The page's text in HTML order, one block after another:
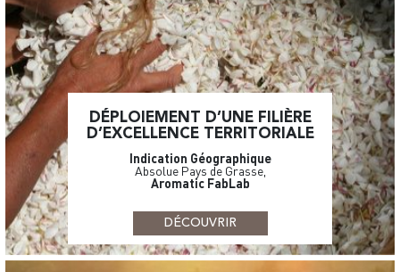
DÉPLOIEMENT D’UNE FILIÈRE
D’EXCELLENCE TERRITORIALE
Indication Géographique
Absolue Pays de Grasse,
Aromatic FabLab
DÉCOUVRIR